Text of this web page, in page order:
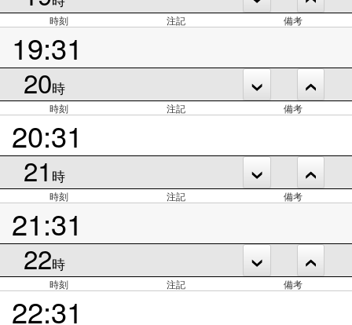
時刻 注記 備考
19:31
20時
時刻 注記 備考
20:31
21 時
時刻 注記 備考
21:31
22時
時刻 注記 備考
22:31